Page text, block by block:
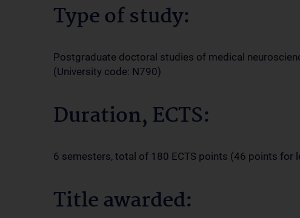
Type of study:
Postgraduate doctoral studies of medical
(University code: N790)
Duration, ECTS:
6 semesters, total of 180 ECTS points (46 points
Title awarded: